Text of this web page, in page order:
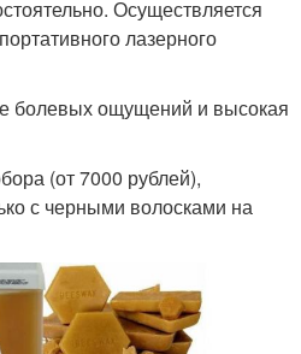
Осуществляется
лазерного
болевых ощущений и высокая
(от 7000 рублей),
с черными волосками на